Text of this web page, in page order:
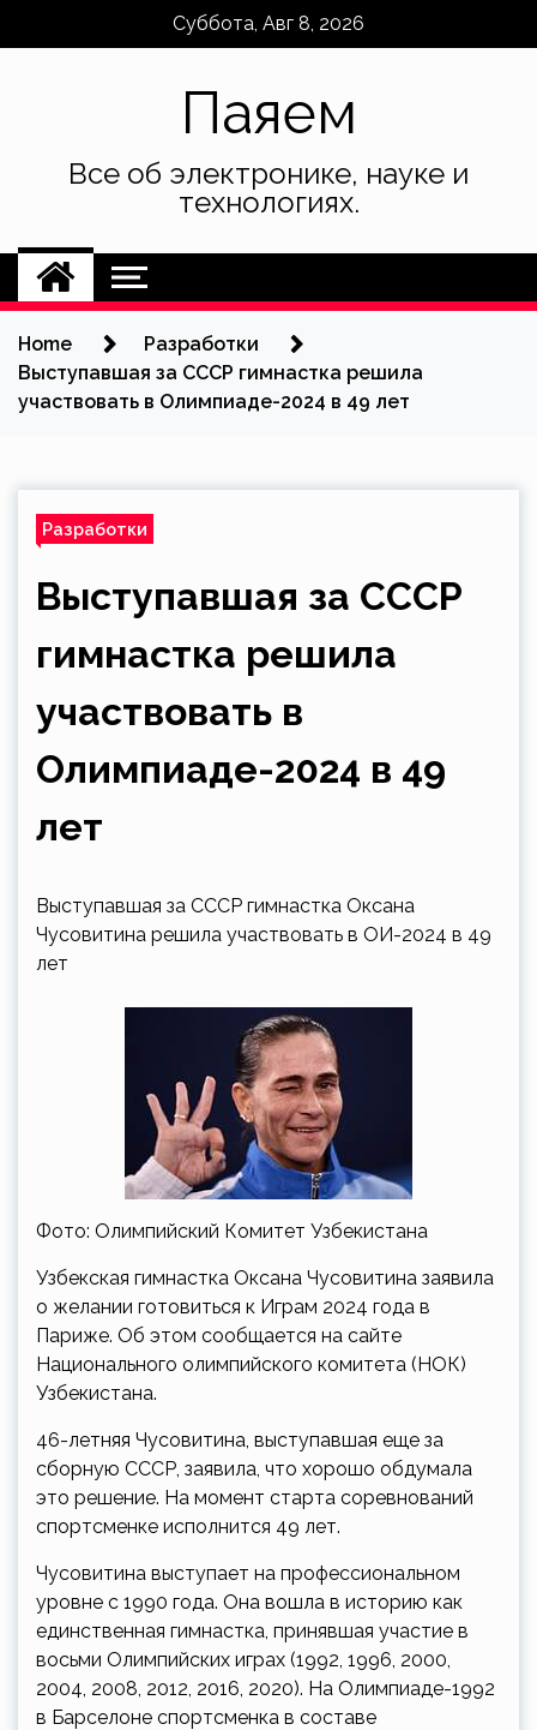
Суббота, Авг 8, 2026
Паяем
Все об электронике, науке и
технологиях.
Home
Разработки
Выступавшая за СССР гимнастка решила
участвовать в Олимпиаде-2024 в 49 лет
Разработки
Выступавшая за СССР
гимнастка решила
участвовать в
Олимпиаде-2024 в 49
лет
Выступавшая за СССР гимнастка Оксана
Чусовитина решила участвовать в ОИ-2024 в 49
лет
Фото: Олимпийский Комитет Узбекистана
Узбекская гимнастка Оксана Чусовитина заявила
о желании готовиться к Играм 2024 года в
Париже. Об этом сообщается на сайте
Национального олимпийского комитета (НОК)
Узбекистана.
46-летняя Чусовитина, выступавшая еще за
сборную СССР, заявила, что хорошо обдумала
это решение. На момент старта соревнований
спортсменке исполнится 49 лет.
Чусовитина выступает на профессиональном
уровне с 1990 года. Она вошла в историю как
единственная гимнастка, принявшая участие в
восьми Олимпийских играх (1992, 1996, 2000,
2004, 2008, 2012, 2016, 2020). На Олимпиаде-1992
в Барселоне спортсменка в составе